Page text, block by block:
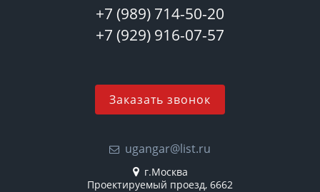
+7 (989) 714-50-20
+7 (929) 916-07-57
Заказать звонок
ugangar@list.ru
г.Москва
Проектируемый проезд, 6662